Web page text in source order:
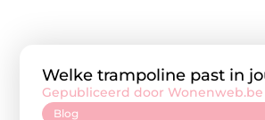
Welke trampoline past in
Blog
Gepubliceerd door Wonenweb.be